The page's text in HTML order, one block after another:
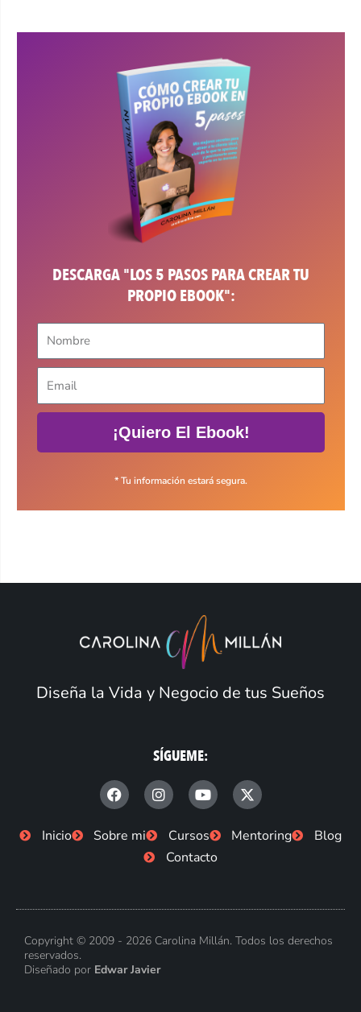
DESCARGA "LOS 5 PASOS PARA CREAR TU
PROPIO EBOOK":
¡Quiero El Ebook!
* Tu información estará segura.
Diseña la Vida y Negocio de tus Sueños
SÍGUEME:
F
a
c
e
b
I
n
s
Y
o
u
t
u
b
X
-
t
w
i
Inicio Sobre mi Cursos Mentoring
Blog
Contacto
Copyright © 2009 - 2026 Carolina Millán. Todos los derechos
reservados.
Diseñado por Edwar Javier